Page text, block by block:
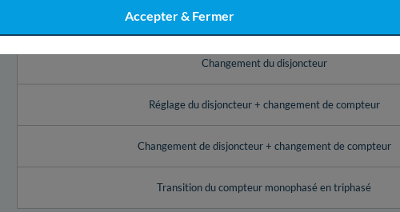
Accepter & Fermer
Réglage de l’appareil de contrôle (disjoncteur, compteur Linky)
Changement du disjoncteur
Réglage du disjoncteur + changement de compteur
Changement de disjoncteur + changement de compteur
Transition du compteur monophasé en triphasé